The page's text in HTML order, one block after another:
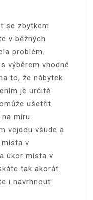
se zbytkem
v běžných
problém.
výběrem vhodné
to, že nábytek
je určitě
ušetřit
míru
vejdou všude a
místa v
úkor místa v
tak akorát.
i navrhnout